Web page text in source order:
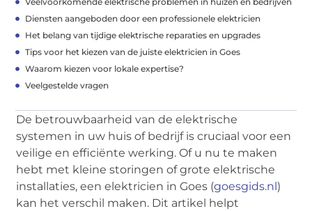
Diensten aangeboden door een professionele elektricien
Het belang van tijdige elektrische reparaties en upgrades
Tips voor het kiezen van de juiste elektricien in Goes
Waarom kiezen voor lokale expertise?
Veelgestelde vragen
De betrouwbaarheid van de elektrische
systemen in uw huis of bedrijf is cruciaal voor een
veilige en efficiënte werking. Of u nu te maken
hebt met kleine storingen of grote elektrische
installaties, een elektricien in Goes (goesgids.nl)
kan het verschil maken. Dit artikel helpt